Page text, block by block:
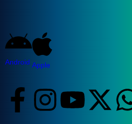
Android Apple